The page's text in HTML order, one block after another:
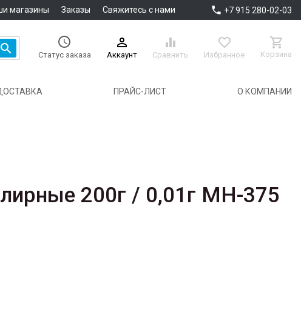
магазины Заказы Свяжитесь с нами  +7 915 280-02-03
 
Статус заказа

Аккаунт

Сравнить

Избранное

Корзина
ПРАЙС-ЛИСТ О КОМПАНИИ
200г / 0,01г MH-375